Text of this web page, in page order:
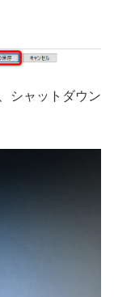
シャットダウン